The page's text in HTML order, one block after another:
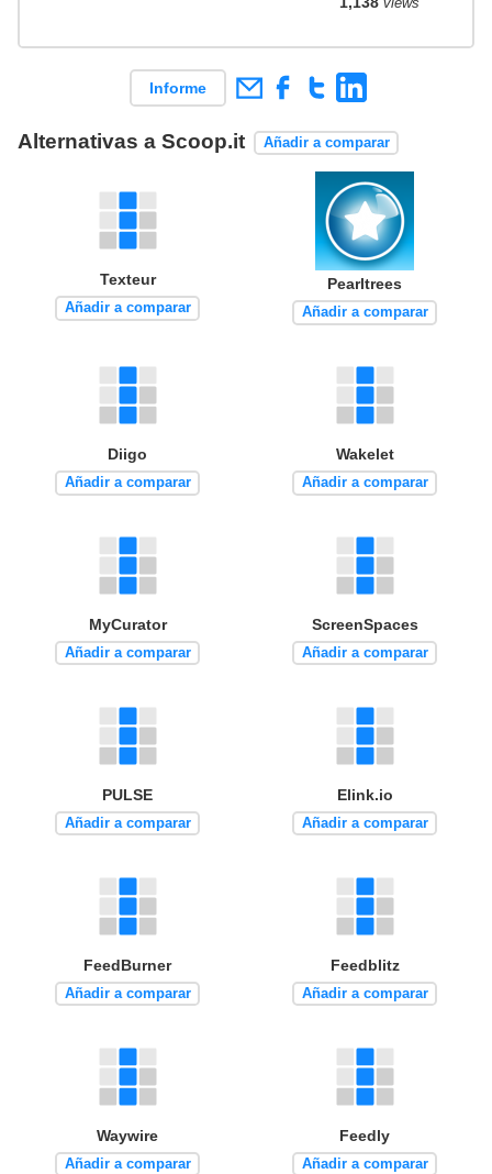
Informe
Alternativas a Scoop.it Añadir a comparar
Texteur
Añadir a comparar
Pearltrees
Añadir a comparar
Diigo
Añadir a comparar
Wakelet
Añadir a comparar
MyCurator
Añadir a comparar
ScreenSpaces
Añadir a comparar
PULSE
Añadir a comparar
Elink.io
Añadir a comparar
FeedBurner
Añadir a comparar
Feedblitz
Añadir a comparar
Waywire
Añadir a comparar
Feedly
Añadir a comparar